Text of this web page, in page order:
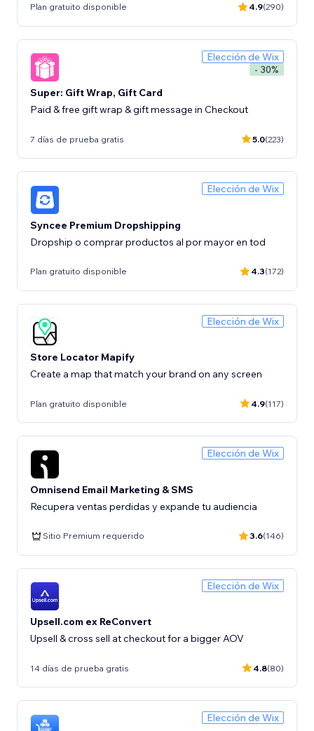
Plan gratuito disponible 4.9(290)
Elección de Wix
- 30%
Super: Gift Wrap, Gift Card
Paid & free gift wrap & gift message in Checkout
7 días de prueba gratis 5.0(223)
Elección de Wix
Syncee Premium Dropshipping
Dropship o comprar productos al por mayor en tod
Plan gratuito disponible 4.3(172)
Elección de Wix
Store Locator Mapify
Create a map that match your brand on any screen
Plan gratuito disponible 4.9(117)
Elección de Wix
Omnisend Email Marketing & SMS
Recupera ventas perdidas y expande tu audiencia
Sitio Premium requerido 3.6(146)
Elección de Wix
Upsell.com ex ReConvert
Upsell & cross sell at checkout for a bigger AOV
14 días de prueba gratis 4.8(80)
Elección de Wix